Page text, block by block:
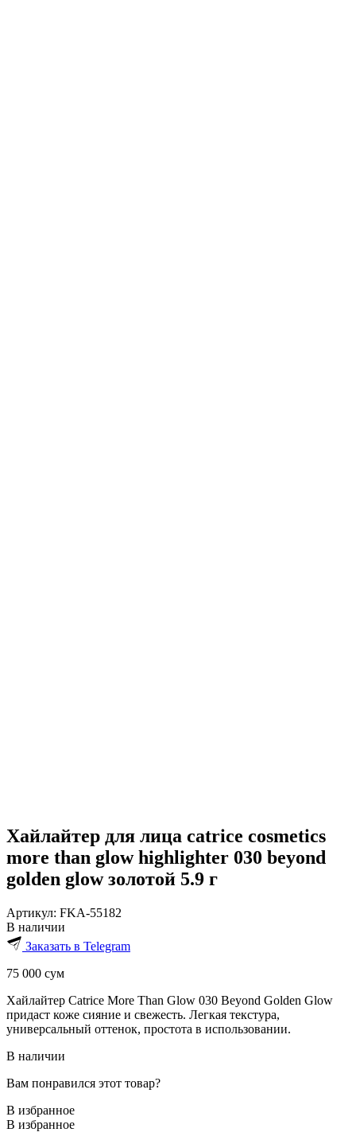
Хайлайтер для лица catrice cosmetics
more than glow highlighter 030 beyond
golden glow золотой 5.9 г
Артикул: FKA-55182
В наличии
Заказать в Telegram
75 000 сум
Хайлайтер Catrice More Than Glow 030 Beyond Golden Glow
придаст коже сияние и свежесть. Легкая текстура,
универсальный оттенок, простота в использовании.
В наличии
Вам понравился этот товар?
В избранное
В избранное